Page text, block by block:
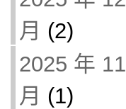
月 (2)
2025 年 11
月 (1)